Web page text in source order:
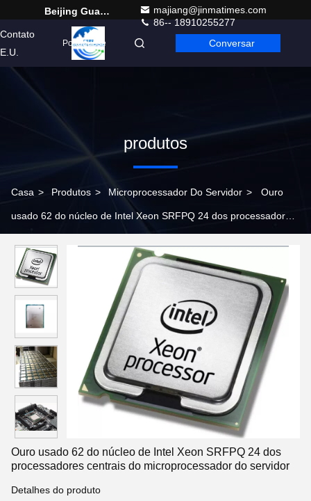
Beijing Guangtian Runze Technology Co., Ltd.
majiang@jinmatimes.com
86-- 18910255277
Contato
E.U.
Portuguese Conversar
produtos
Casa > Produtos > Microprocessador Do Servidor > Ouro
usado 62 do núcleo de Intel Xeon SRFPQ 24 dos processadores
Ouro usado 62 do núcleo de Intel Xeon SRFPQ 24 dos
processadores centrais do microprocessador do servidor
Detalhes do produto